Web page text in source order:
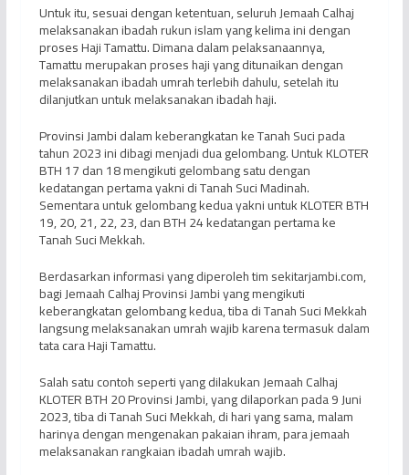
Untuk itu, sesuai dengan ketentuan, seluruh Jemaah Calhaj
melaksanakan ibadah rukun islam yang kelima ini dengan
proses Haji Tamattu. Dimana dalam pelaksanaannya,
Tamattu merupakan proses haji yang ditunaikan dengan
melaksanakan ibadah umrah terlebih dahulu, setelah itu
dilanjutkan untuk melaksanakan ibadah haji.
Provinsi Jambi dalam keberangkatan ke Tanah Suci pada
tahun 2023 ini dibagi menjadi dua gelombang. Untuk KLOTER
BTH 17 dan 18 mengikuti gelombang satu dengan
kedatangan pertama yakni di Tanah Suci Madinah.
Sementara untuk gelombang kedua yakni untuk KLOTER BTH
19, 20, 21, 22, 23, dan BTH 24 kedatangan pertama ke
Tanah Suci Mekkah.
Berdasarkan informasi yang diperoleh tim sekitarjambi.com,
bagi Jemaah Calhaj Provinsi Jambi yang mengikuti
keberangkatan gelombang kedua, tiba di Tanah Suci Mekkah
langsung melaksanakan umrah wajib karena termasuk dalam
tata cara Haji Tamattu.
Salah satu contoh seperti yang dilakukan Jemaah Calhaj
KLOTER BTH 20 Provinsi Jambi, yang dilaporkan pada 9 Juni
2023, tiba di Tanah Suci Mekkah, di hari yang sama, malam
harinya dengan mengenakan pakaian ihram, para jemaah
melaksanakan rangkaian ibadah umrah wajib.